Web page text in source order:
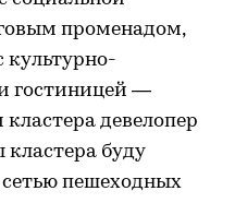
променадом,
культурно-
гостиницей —
девелопер
кластера буду
пешеходных